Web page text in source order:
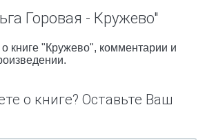
Горовая - Кружево"
книге "Кружево", комментарии и
о книге? Оставьте Ваш